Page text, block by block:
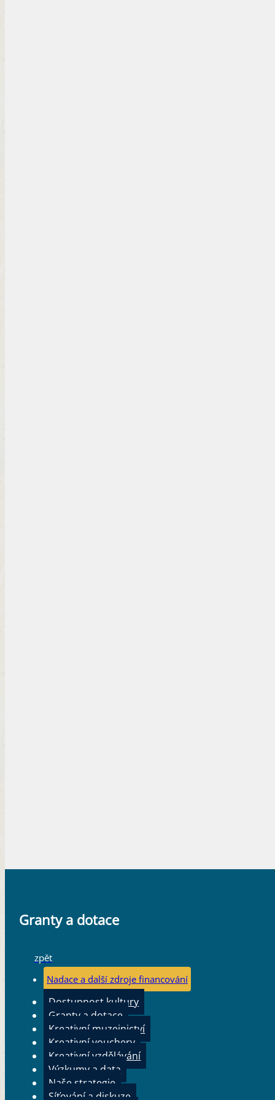
Granty a dotace
zpět
Nadace a další zdroje financování
Dostupnost kultury
Granty a dotace
Kreativní muzejnictví
Kreativní vouchery
Kreativní vzdělávání
Výzkumy a data
Naše strategie
Síťování a diskuze